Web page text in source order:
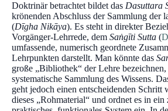
Doktrinär betrachtet bildet das Dasuttara
krönenden Abschluss der Sammlung der
(Dīgha Nikāya). Es steht in direkter
Vorgänger-Lehrrede, dem Saṅgīti Sutta (
umfassende, numerisch geordnete
Lehrpunkten darstellt. Man könnte das
große „Bibliothek“ der Lehre bezeichnen,
systematische Sammlung des Wissens.
geht jedoch einen entscheidenden Schritt
dieses „Rohmaterial“ und ordnet es in ein